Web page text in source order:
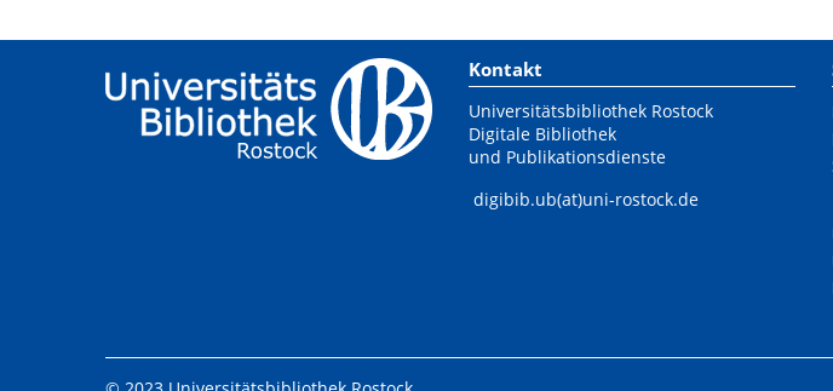
Kontakt
Universitätsbibliothek Rostock
Digitale Bibliothek
und Publikationsdienste
digibib.ub(at)uni-rostock.de